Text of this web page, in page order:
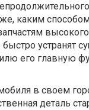
каким
быстро устранят
его главную
в своем
деталь